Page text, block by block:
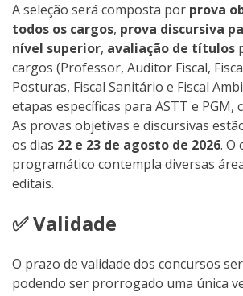
A seleção será composta por prova
todos os cargos, prova discursiva
nível superior, avaliação de títulos
cargos (Professor, Auditor Fiscal,
Posturas, Fiscal Sanitário e Fiscal
etapas específicas para ASTT e PGM,
As provas objetivas e discursivas
os dias 22 e 23 de agosto de 2026. O
programático contempla diversas
editais.
✅ Validade
O prazo de validade dos concursos
podendo ser prorrogado uma única